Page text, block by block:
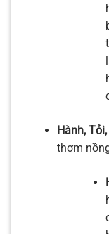
Hành, Tỏi,
thơm